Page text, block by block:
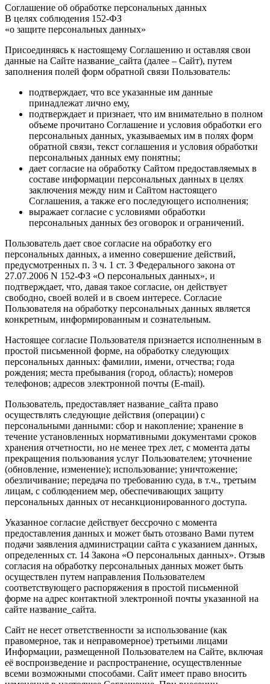
Соглашение об обработке персональных данных
В целях соблюдения 152-ФЗ
«о защите персональных данных»
Присоединяясь к настоящему Соглашению и оставляя свои
данные на Сайте название_сайта (далее – Сайт), путем
заполнения полей форм обратной связи Пользователь:
подтверждает, что все указанные им данные
принадлежат лично ему,
подтверждает и признает, что им внимательно в полном
объеме прочитано Соглашение и условия обработки его
персональных данных, указываемых им в полях форм
обратной связи, текст соглашения и условия обработки
персональных данных ему понятны;
дает согласие на обработку Сайтом предоставляемых в
составе информации персональных данных в целях
заключения между ним и Сайтом настоящего
Соглашения, а также его последующего исполнения;
выражает согласие с условиями обработки
персональных данных без оговорок и ограничений.
Пользователь дает свое согласие на обработку его
персональных данных, а именно совершение действий,
предусмотренных п. 3 ч. 1 ст. 3 Федерального закона от
27.07.2006 N 152-ФЗ «О персональных данных», и
подтверждает, что, давая такое согласие, он действует
свободно, своей волей и в своем интересе. Согласие
Пользователя на обработку персональных данных является
конкретным, информированным и сознательным.
Настоящее согласие Пользователя признается исполненным в
простой письменной форме, на обработку следующих
персональных данных: фамилии, имени, отчества; года
рождения; места пребывания (город, область); номеров
телефонов; адресов электронной почты (E-mail).
Пользователь, предоставляет название_сайта право
осуществлять следующие действия (операции) с
персональными данными: сбор и накопление; хранение в
течение установленных нормативными документами сроков
хранения отчетности, но не менее трех лет, с момента даты
прекращения пользования услуг Пользователем; уточнение
(обновление, изменение); использование; уничтожение;
обезличивание; передача по требованию суда, в т.ч., третьим
лицам, с соблюдением мер, обеспечивающих защиту
персональных данных от несанкционированного доступа.
Указанное согласие действует бессрочно с момента
предоставления данных и может быть отозвано Вами путем
подачи заявления администрации сайта с указанием данных,
определенных ст. 14 Закона «О персональных данных». Отзыв
согласия на обработку персональных данных может быть
осуществлен путем направления Пользователем
соответствующего распоряжения в простой письменной
форме на адрес контактной электронной почты указанной на
сайте название_сайта.
Сайт не несет ответственности за использование (как
правомерное, так и неправомерное) третьими лицами
Информации, размещенной Пользователем на Сайте, включая
её воспроизведение и распространение, осуществленные
всеми возможными способами. Сайт имеет право вносить